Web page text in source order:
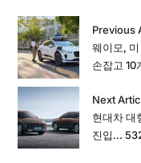
Previous
웨이모,
손잡고 10
Next
현대차 대
진입…